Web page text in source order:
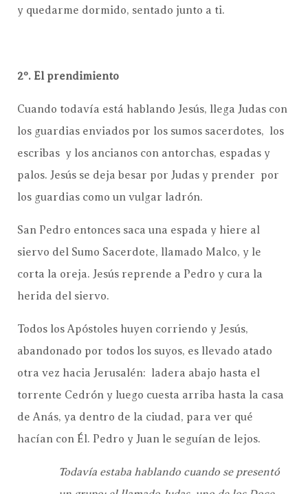
y quedarme dormido, sentado junto a ti.
2º. El prendimiento
Cuando todavía está hablando Jesús, llega Judas con
los guardias enviados por los sumos sacerdotes, los
escribas y los ancianos con antorchas, espadas y
palos. Jesús se deja besar por Judas y prender por
los guardias como un vulgar ladrón.
San Pedro entonces saca una espada y hiere al
siervo del Sumo Sacerdote, llamado Malco, y le
corta la oreja. Jesús reprende a Pedro y cura la
herida del siervo.
Todos los Apóstoles huyen corriendo y Jesús,
abandonado por todos los suyos, es llevado atado
otra vez hacia Jerusalén: ladera abajo hasta el
torrente Cedrón y luego cuesta arriba hasta la casa
de Anás, ya dentro de la ciudad, para ver qué
hacían con Él. Pedro y Juan le seguían de lejos.
Todavía estaba hablando cuando se presentó